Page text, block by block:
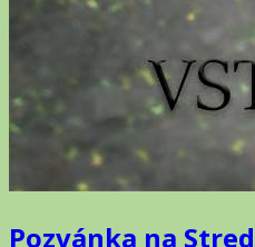
Pozvánka na